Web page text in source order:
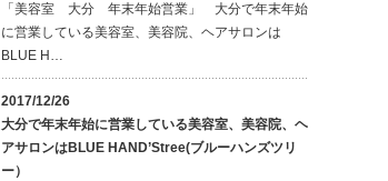
「美容室 大分 年末年始営業」 大分で年末年始
に営業している美容室、美容院、ヘアサロンは
BLUE H…
2017/12/26
大分で年末年始に営業している美容室、美容院、ヘ
アサロンはBLUE HAND’Stree(ブルーハンズツリ
ー）